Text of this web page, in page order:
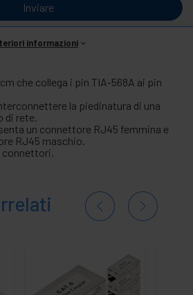
Inviare
informazioni
che collega i pin TIA-568A ai pin
la piedinatura di una
di rete.
un connettore RJ45 femmina e
RJ45 maschio.
connettori.